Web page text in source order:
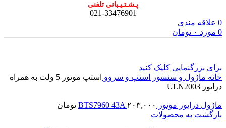
پـشـتـیـبانی تلفنی
021-33476901
0 علاقه مندی
0 مورد ۰ تومان
برای بزرگنمایی کلیک کنید
خانه ماژول و سنسور استپ و سروو
استپ موتور 5 ولت به همراه
درایور ULN2003
ماژول درایور موتور BTS7960 43A ۲۰۳,۰۰۰
تومان
بازگشت به محصولات